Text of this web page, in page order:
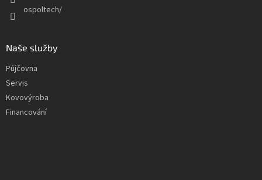
ospoltech/
Naše služby
Půjčovna
Servis
Kovovýroba
Financování